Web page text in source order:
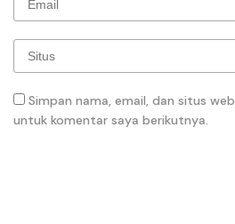
Simpan nama, email, dan situs
untuk komentar saya berikutnya.